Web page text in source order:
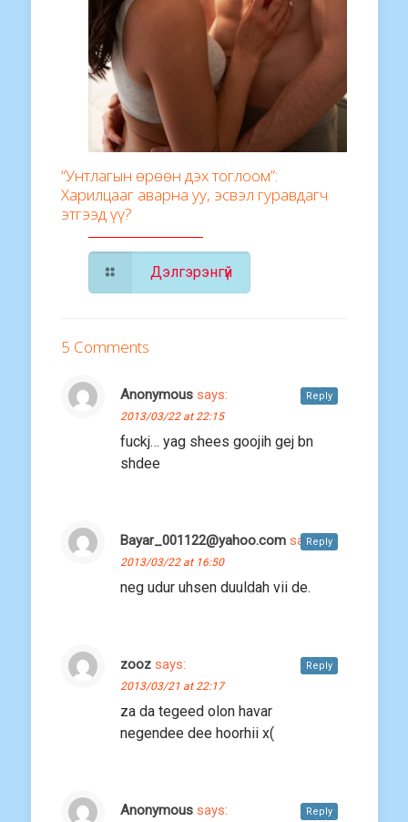
“Унтлагын өрөөн дэх тоглоом”:
Харилцааг аварна уу, эсвэл гуравдагч
этгээд үү?
Дэлгэрэнгүй
5 Comments
Anonymous says:
2013/03/22 at 22:15
fuckj… yag shees goojih gej bn
shdee
Reply
Bayar_001122@yahoo.com says:
2013/03/22 at 16:50
neg udur uhsen duuldah vii de.
Reply
zooz says:
2013/03/21 at 22:17
za da tegeed olon havar
negendee dee hoorhii x(
Reply
Anonymous says: Reply